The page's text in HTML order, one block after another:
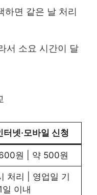
하면 같은 날 처리
서 소요 시간이 달
터넷·모바일 신청
원 | 약 500원
처리 | 영업일 기
일 이내